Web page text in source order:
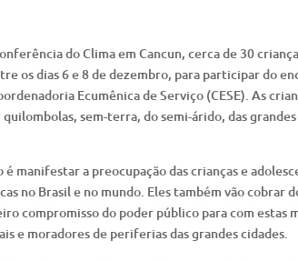
do Clima em Cancun, cerca de 30
os dias 6 e 8 de dezembro, para participar do
Ecumênica de Serviço (CESE). As
sem-terra, do semi-árido, das
manifestar a preocupação das crianças e
no Brasil e no mundo. Eles também vão cobrar
compromisso do poder público para com estas
e moradores de periferias das grandes cidades.